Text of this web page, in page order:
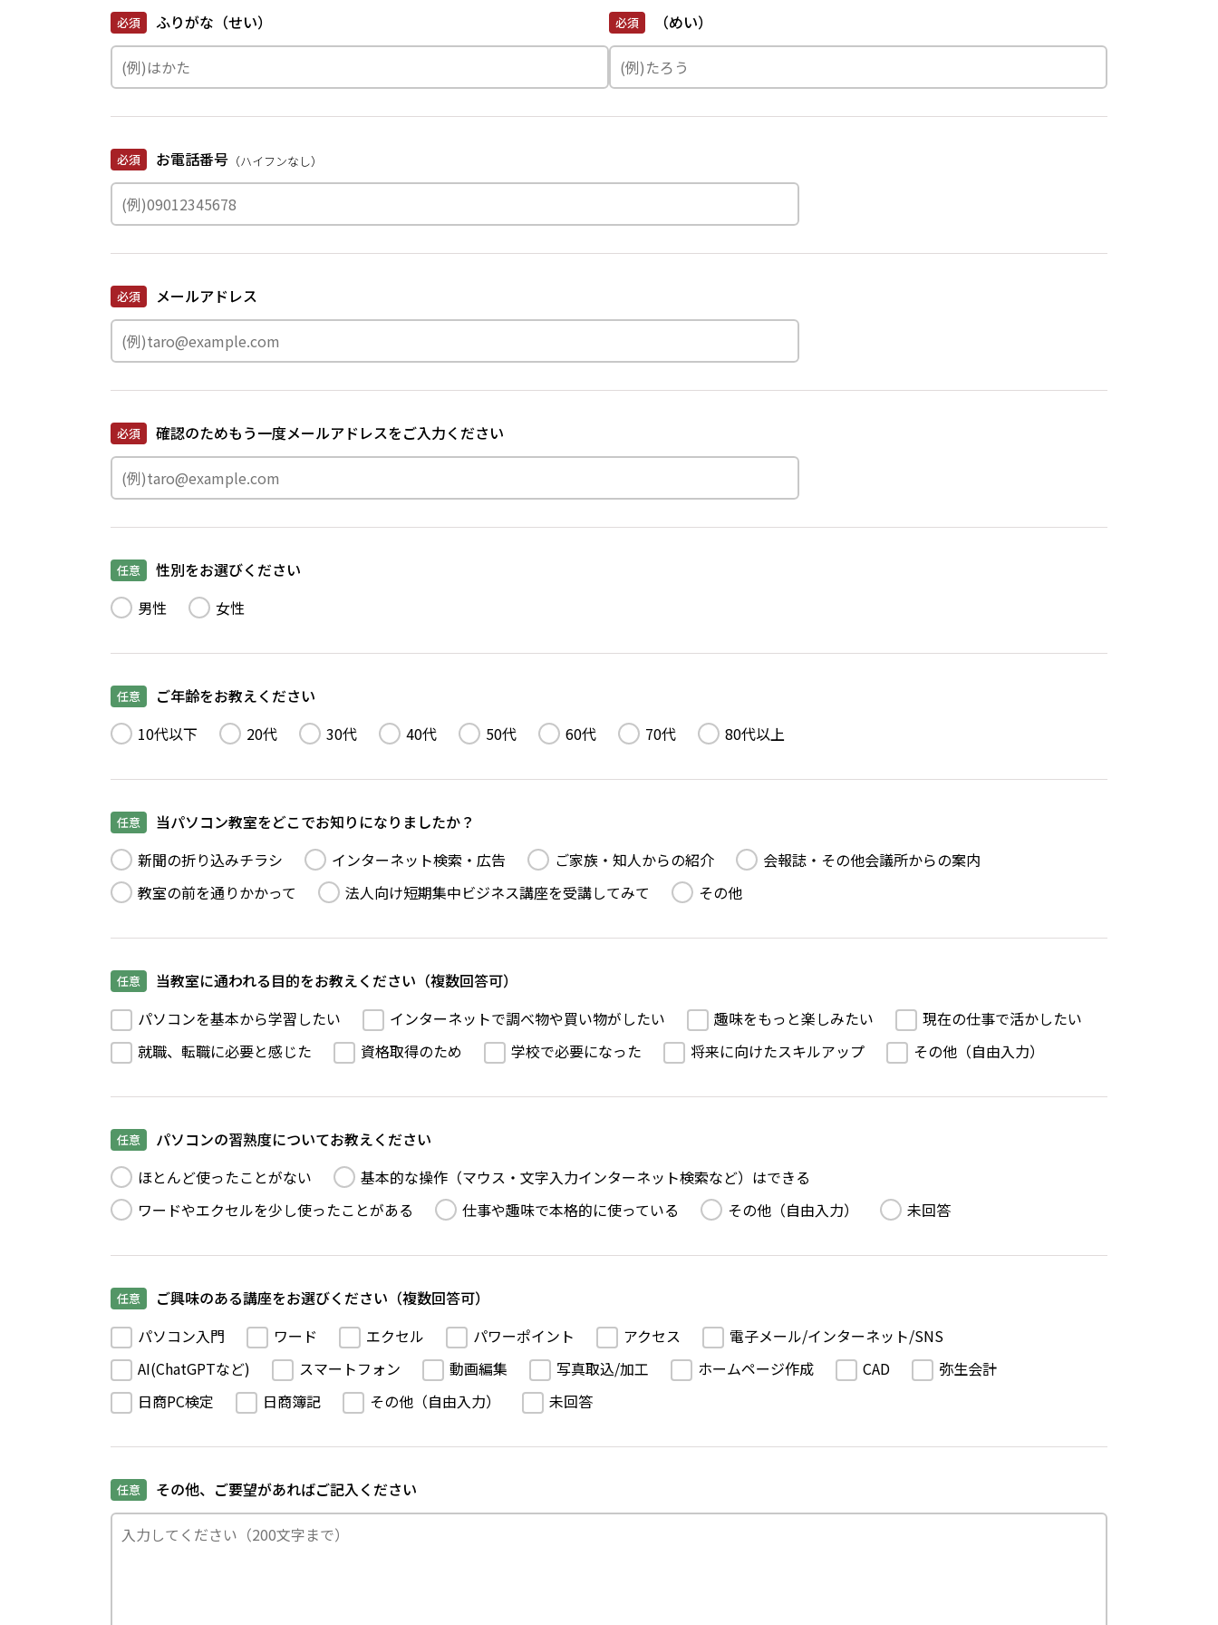
ふりがな（せい）
必須 （めい）
必須
お電話番号
必須 （ハイフンなし）
メールアドレス
必須
確認のためもう一度メールアドレスをご入力ください
必須
任意
性別をお選びください
男性
女性
任意
ご年齢をお教えください
10代以下
20代 30代 40代 50代 60代 70代 80代以上
任意
当パソコン教室をどこでお知りになりましたか？
新聞の折り込みチラシ
インターネット検索・広告 ご家族・知人からの紹介
会報誌・その他会議所からの案内
教室の前を通りかかって
法人向け短期集中ビジネス講座を受講してみて その他
任意
当教室に通われる目的をお教えください（複数回答可）
パソコンを基本から学習したい
インターネットで調べ物や買い物がしたい 趣味をもっと楽しみたい
現在の仕事で活かしたい
就職、転職に必要と感じた
資格取得のため 学校で必要になった 将来に向けたスキルアップ その他（自由入力）
任意
パソコンの習熟度についてお教えください
ほとんど使ったことがない
基本的な操作（マウス・文字入力インターネット検索など）はできる
ワードやエクセルを少し使ったことがある
仕事や趣味で本格的に使っている その他（自由入力） 未回答
任意
ご興味のある講座をお選びください（複数回答可）
パソコン入門
ワード エクセル パワーポイント アクセス
電子メール/インターネット/SNS
AI(ChatGPTなど)
スマートフォン 動画編集 写真取込/加工 ホームページ作成 CAD
弥生会計
日商PC検定
日商簿記 その他（自由入力） 未回答
その他、ご要望があればご記入ください
任意